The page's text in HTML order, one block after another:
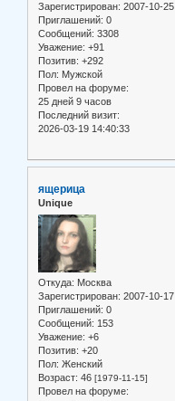
Зарегистрирован: 2007-10-25
Приглашений: 0
Сообщений: 3308
Уважение: +91
Позитив: +292
Пол: Мужской
Провел на форуме:
25 дней 9 часов
Последний визит:
2026-03-19 14:40:33
ящерица
Unique
Откуда: Москва
Зарегистрирован: 2007-10-17
Приглашений: 0
Сообщений: 153
Уважение: +6
Позитив: +20
Пол: Женский
Возраст: 46 [1979-11-15]
Провел на форуме: